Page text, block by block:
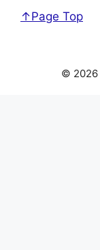
↑Page Top
© 2026